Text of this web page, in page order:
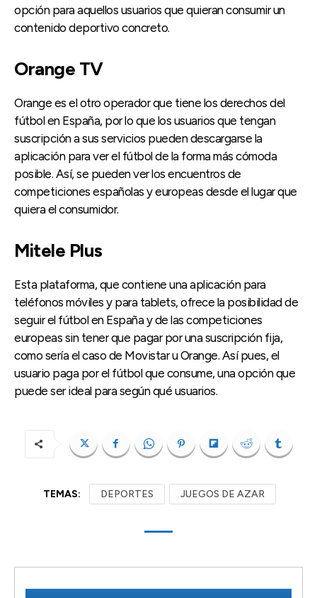
opción para aquellos usuarios que quieran consumir un
contenido deportivo concreto.
Orange TV
Orange es el otro operador que tiene los derechos del
fútbol en España, por lo que los usuarios que tengan
suscripción a sus servicios pueden descargarse la
aplicación para ver el fútbol de la forma más cómoda
posible. Así, se pueden ver los encuentros de
competiciones españolas y europeas desde el lugar que
quiera el consumidor.
Mitele Plus
Esta plataforma, que contiene una aplicación para
teléfonos móviles y para tablets, ofrece la posibilidad de
seguir el fútbol en España y de las competiciones
europeas sin tener que pagar por una suscripción fija,
como sería el caso de Movistar u Orange. Así pues, el
usuario paga por el fútbol que consume, una opción que
puede ser ideal para según qué usuarios.
TEMAS: DEPORTES JUEGOS DE AZAR